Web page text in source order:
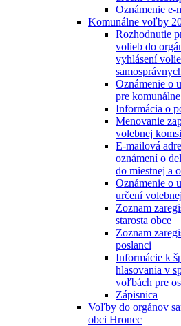
Oznámenie e-
Komunálne voľby
Rozhodnutie
volieb do
vyhlásení
Oznámenie o
pre
Informácia o
Menovanie
volebnej
E-mailová
oznámení o
do miestnej a
Oznámenie o
určení
Zoznam
starosta obce
Zoznam
poslanci
Informácie k
hlasovania v
voľbách pre
Zápisnica
Voľby do orgánov
obci Hronec